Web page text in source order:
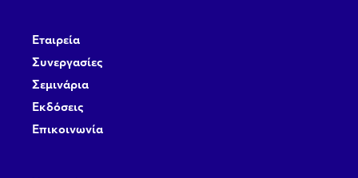
Εταιρεία
Συνεργασίες
Σεμινάρια
Εκδόσεις
Επικοινωνία